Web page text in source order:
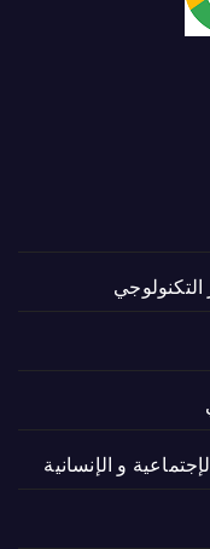
التكنولوجي
و الإنسانية